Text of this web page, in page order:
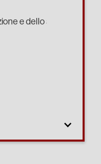
e dello sviluppo di